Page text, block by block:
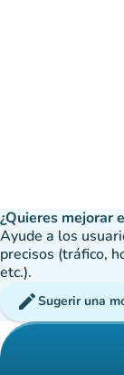
¿Quieres mejorar
Ayude a los
precisos (tráfico,
etc.).
editSugerir una